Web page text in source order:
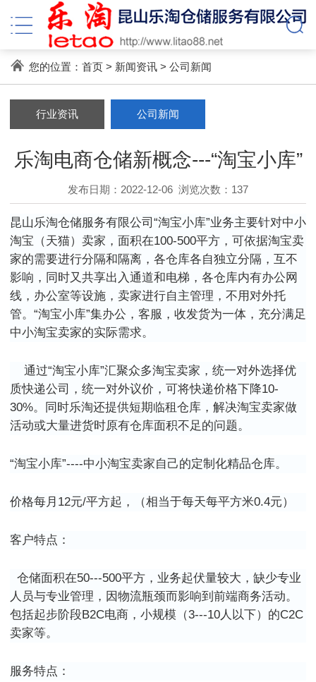
您的位置： 首页> 新闻资讯> 公司新闻
行业资讯 公司新闻
乐淘电商仓储新概念---“淘宝小库”
发布日期：2022-12-06 浏览次数： 137
昆山乐淘仓储服务有限公司“淘宝小库”业务主要针对中小
淘宝（天猫）卖家，面积在100-500平方，可依据淘宝卖
家的需要进行分隔和隔离，各仓库各自独立分隔，互不
影响，同时又共享出入通道和电梯，各仓库内有办公网
线，办公室等设施，卖家进行自主管理，不用对外托
管。“淘宝小库”集办公，客服，收发货为一体，充分满足
中小淘宝卖家的实际需求。
通过“淘宝小库”汇聚众多淘宝卖家，统一对外选择优
质快递公司，统一对外议价，可将快递价格下降10-
30%。同时乐淘还提供短期临租仓库，解决淘宝卖家做
活动或大量进货时原有仓库面积不足的问题。
“淘宝小库”----中小淘宝卖家自己的定制化精品仓库。
价格每月 12元/平方起，（相当于每天每平方米0.4元）
客户特点：
仓储面积在50---500平方，业务起伏量较大，缺少专业
人员与专业管理，因物流瓶颈而影响到前端商务活动。
包括起步阶段B2C电商，小规模（3---10人以下）的C2C
卖家等。
服务特点：